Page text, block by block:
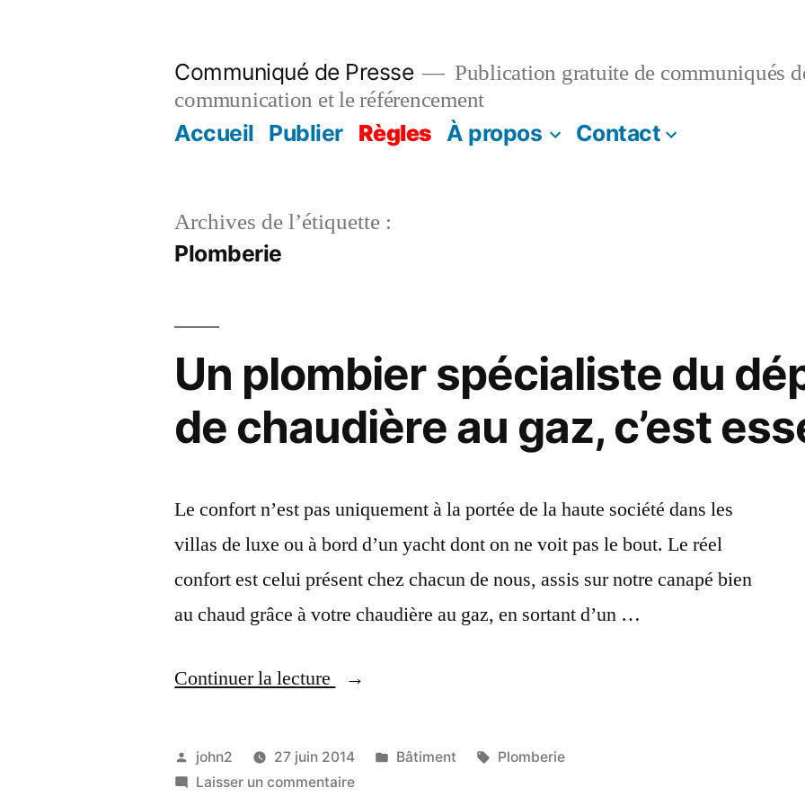
Communiqué de Presse
Publication gratuite de communiqués
communication et le référencement
Accueil Publier Règles À propos Contact
Archives de l’étiquette :
Plomberie
Un plombier spécialiste du
de chaudière au gaz, c’est
Le confort n’est pas uniquement à la portée de la haute société dans les
villas de luxe ou à bord d’un yacht dont on ne voit pas le bout. Le réel
confort est celui présent chez chacun de nous, assis sur notre canapé bien
au chaud grâce à votre chaudière au gaz, en sortant d’un …
Continuer la lecture
« Un
spécialiste
du
Publié
par
john2 27 juin 2014
Publié
Bâtiment Étiquettes :
Plomberie
Laisser un commentairesur